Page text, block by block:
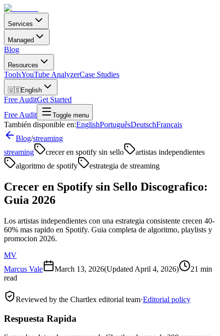
Services
Managed
Blog
Resources
ToolsYouTube AnalyzerCase Studies
🇺🇸English
Free AuditGet Started
Free Audit
Toggle menu
También disponible en:EnglishPortuguêsDeutschFrançais
Blog/streaming
streaming
crecer en spotify sin sello
artistas independientes
algoritmo de spotify
estrategia de streaming
Crecer en Spotify sin Sello Discografico:
Guia 2026
Los artistas independientes con una estrategia consistente crecen 40-
60% mas rapido en Spotify. Guia completa de algoritmo, playlists y
promocion 2026.
MV
Marcus Vale
March 13, 2026(Updated April 4, 2026)
21 min
read
Reviewed by the Chartlex editorial team·Editorial policy
Respuesta Rapida